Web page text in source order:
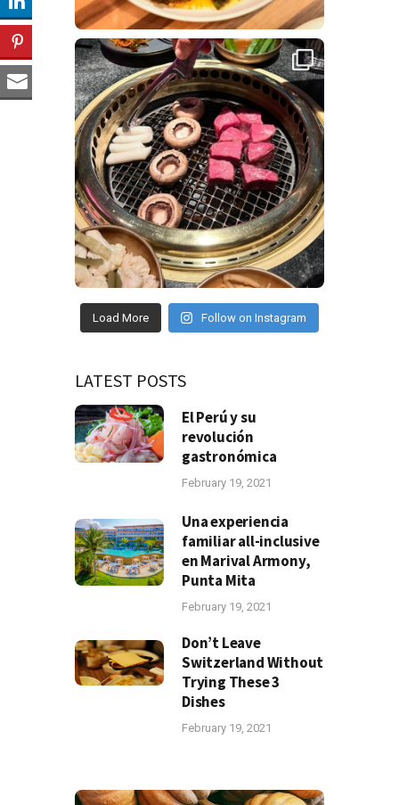
Load More Follow on Instagram
LATEST POSTS
El Perú y su
revolución
gastronómica
February 19, 2021
Una experiencia
familiar all-inclusive
en Marival Armony,
Punta Mita
February 19, 2021
Don’t Leave
Switzerland Without
Trying These 3
Dishes
February 19, 2021